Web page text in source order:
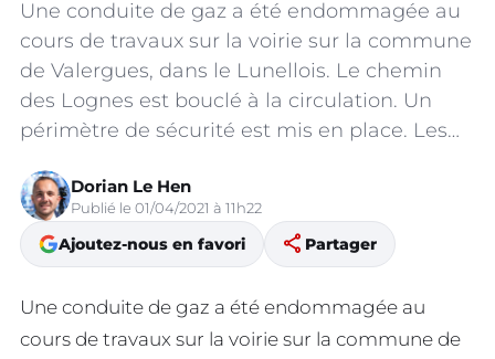
Une conduite de gaz a été endommagée au
cours de travaux sur la voirie sur la commune
de Valergues, dans le Lunellois. Le chemin
des Lognes est bouclé à la circulation. Un
périmètre de sécurité est mis en place. Les…
Dorian Le Hen
Publié le 01/04/2021 à 11h22
Ajoutez-nous en favori share Partager
Une conduite de gaz a été endommagée au
cours de travaux sur la voirie sur la commune de